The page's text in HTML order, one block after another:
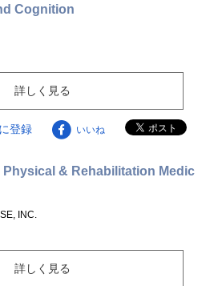
Cognition
詳しく見る
登録 いいね
& Rehabilitation Medic
INC.
詳しく見る